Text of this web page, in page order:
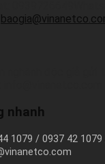
nhanh
1079 / 0937 42